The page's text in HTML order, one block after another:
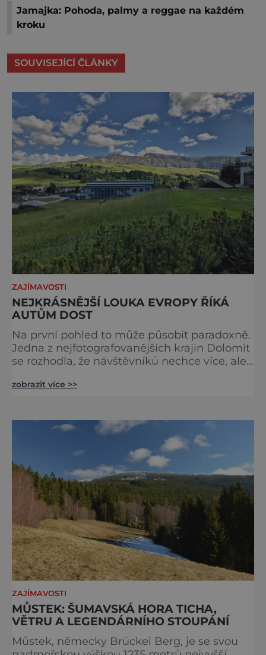
Jamajka: Pohoda, palmy a reggae na každém
kroku
SOUVISEJÍCÍ ČLÁNKY
ZAJÍMAVOSTI
NEJKRÁSNĚJŠÍ LOUKA EVROPY ŘÍKÁ
AUTŮM DOST
Na první pohled to může působit paradoxně.
Jedna z nejfotografovanějších krajin Dolomit
se rozhodla, že návštěvníků nechce více, ale
louka v Evropě, zavádí od léta 2026 nová
přijíždějí. Nejde o boj proti turistům. Jde o
ochranu krajiny, která už nechce být obětí
vlastního úspě
zobrazit více >>
ZAJÍMAVOSTI
MŮSTEK: ŠUMAVSKÁ HORA TICHA,
VĚTRU A LEGENDÁRNÍHO STOUPÁNÍ
Můstek, německy Brückel Berg, je se svou